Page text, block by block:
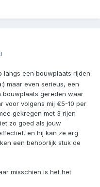
langs een bouwplaats rijden
maar even serieus, een
bouwplaats gereden waar
voor volgens mij €5-10 per
gekregen met 3 rijen
zo goed als jouw
en hij kan ze erg
een behoorlijk stuk de
misschien is het het